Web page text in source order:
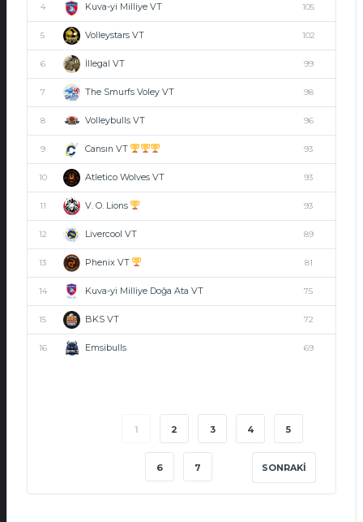
4 Kuva-yi Milliye VT 105
5 Volleystars VT 102
6 İllegal VT 99
7 The Smurfs Voley VT 98
8 Volleybulls VT 96
9 Cansın VT 93
10 Atletico Wolves VT 93
11 V. O. Lions 93
12 Livercool VT 89
13 Phenix VT 81
14 Kuva-yi Milliye Doğa Ata VT 75
15 BKS VT 72
16 Emsibulls 69
1 2 3 4 5
6 7 SONRAKI